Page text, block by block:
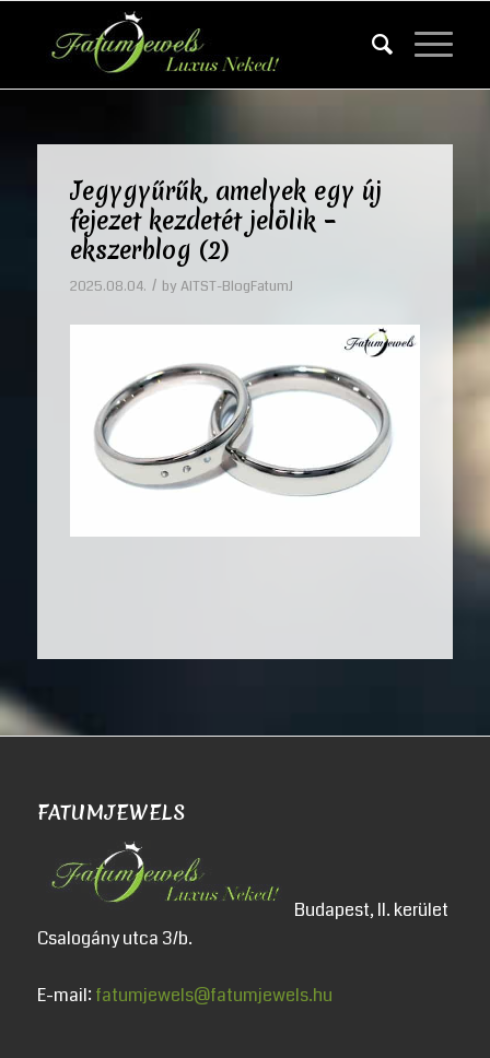
Jegygyűrűk, amelyek egy új
fejezet kezdetét jelölik –
ekszerblog (2)
2025.08.04. / by AITST-BlogFatumJ
FATUMJEWELS
Budapest, II. kerület
Csalogány utca 3/b.
E-mail: fatumjewels@fatumjewels.hu